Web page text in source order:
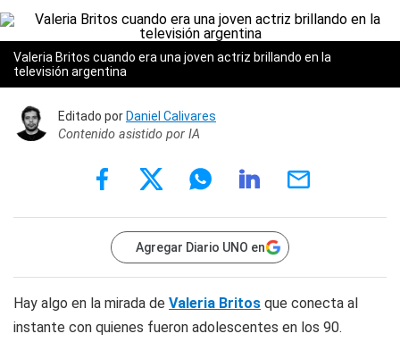
Valeria Britos cuando era una joven actriz brillando en la
televisión argentina
Editado porDaniel Calivares
Contenido asistido por IA
Agregar Diario UNO en
Hay algo en la mirada de Valeria Britos que conecta al
instante con quienes fueron adolescentes en los 90.